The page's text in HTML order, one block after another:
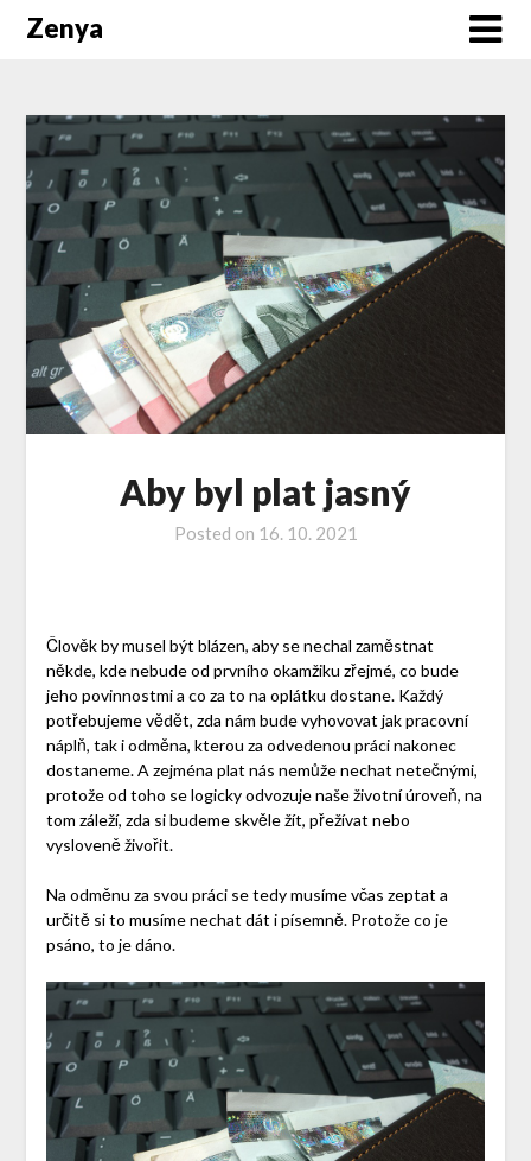
Zenya
Aby byl plat jasný
Posted on 16. 10. 2021
Člověk by musel být blázen, aby se nechal zaměstnat
někde, kde nebude od prvního okamžiku zřejmé, co bude
jeho povinnostmi a co za to na oplátku dostane. Každý
potřebujeme vědět, zda nám bude vyhovovat jak pracovní
náplň, tak i odměna, kterou za odvedenou práci nakonec
dostaneme. A zejména plat nás nemůže nechat netečnými,
protože od toho se logicky odvozuje naše životní úroveň, na
tom záleží, zda si budeme skvěle žít, přežívat nebo
vysloveně živořit.
Na odměnu za svou práci se tedy musíme včas zeptat a
určitě si to musíme nechat dát i písemně. Protože co je
psáno, to je dáno.